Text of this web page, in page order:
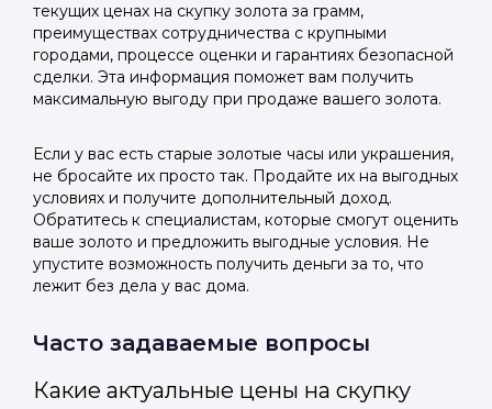
текущих ценах на скупку золота за грамм,
преимуществах сотрудничества с крупными
городами, процессе оценки и гарантиях безопасной
сделки. Эта информация поможет вам получить
максимальную выгоду при продаже вашего золота.
Если у вас есть старые золотые часы или украшения,
не бросайте их просто так. Продайте их на выгодных
условиях и получите дополнительный доход.
Обратитесь к специалистам, которые смогут оценить
ваше золото и предложить выгодные условия. Не
упустите возможность получить деньги за то, что
лежит без дела у вас дома.
Часто задаваемые вопросы
Какие актуальные цены на скупку